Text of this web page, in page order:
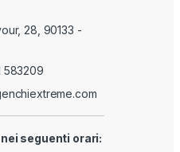
28, 90133 -
583209
seguenti orari: